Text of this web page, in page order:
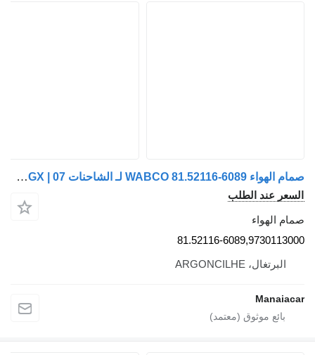
صمام الهواء WABCO 81.52116-6089 لـ الشاحنات MAN TGX | 07
السعر عند الطلب
صمام الهواء
81.52116-6089,9730113000
البرتغال، ARGONCILHE
Manaiacar